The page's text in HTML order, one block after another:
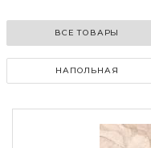
ВСЕ ТОВАРЫ
НАПОЛЬНАЯ